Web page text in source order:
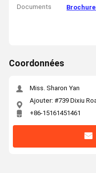
Documents
Coordonnées
Miss. Sharon Yan
Ajouter: #739 Dixiu
+86-15161451461